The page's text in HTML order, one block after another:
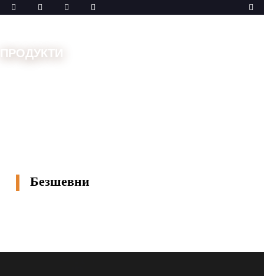
ПРОДУКТИ
Безшевни